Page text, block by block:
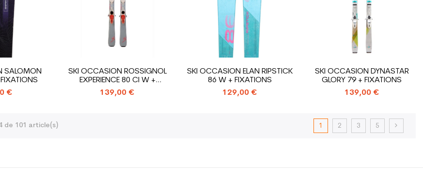
SALOMON
€
SKI OCCASION ROSSIGNOL
EXPERIENCE 80 CI W +
FIXATIONS
139,00 €
SKI OCCASION ELAN RIPSTICK
86 W + FIXATIONS
129,00 €
SKI OCCASION DYNASTAR
GLORY 79 + FIXATIONS
139,00 €
de 101 article(s) 1 2 3 5